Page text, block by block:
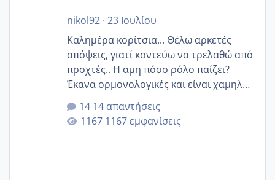
nikol92· 23 Ιουλίου
Καλημέρα κορίτσια... Θέλω αρκετές
απόψεις, γιατί κοντεύω να τρελαθώ από
προχτές.. Η αμη πόσο ρόλο παίζει?
Έκανα ορμονολογικές και είναι χαμηλή
για την ηλικία μου.. Είχα ήδη μια
εγκυμοσύνη, που έπρεπε να τερματιστεί
στην 27η εβδομάδα και προσπαθώ 7
14 απαντήσεις
1167 εμφανίσεις